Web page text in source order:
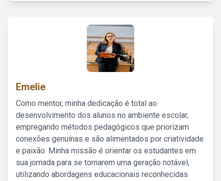
Emelie
Como mentor, minha dedicação é total ao
desenvolvimento dos alunos no ambiente escolar,
empregando métodos pedagógicos que priorizam
conexões genuínas e são alimentados por criatividade
e paixão. Minha missão é orientar os estudantes em
sua jornada para se tornarem uma geração notável,
utilizando abordagens educacionais reconhecidas